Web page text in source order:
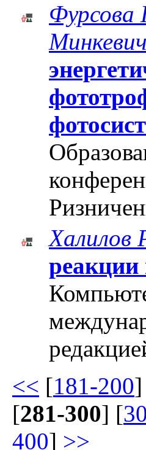
Фурсова
Халилов
реакции
<< [181-200
[281-300] [
400] >>